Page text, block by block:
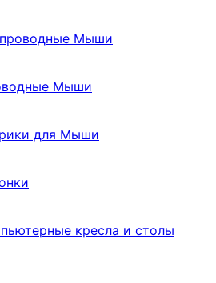
Мыши
Мыши
для Мыши
кресла и столы